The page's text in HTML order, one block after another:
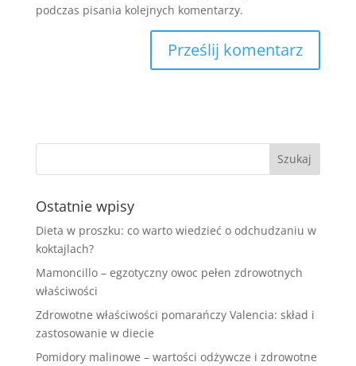
podczas pisania kolejnych komentarzy.
Ostatnie wpisy
Dieta w proszku: co warto wiedzieć o odchudzaniu w
koktajlach?
Mamoncillo – egzotyczny owoc pełen zdrowotnych
właściwości
Zdrowotne właściwości pomarańczy Valencia: skład i
zastosowanie w diecie
Pomidory malinowe – wartości odżywcze i zdrowotne